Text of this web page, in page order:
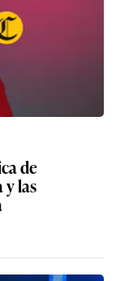
de
y las